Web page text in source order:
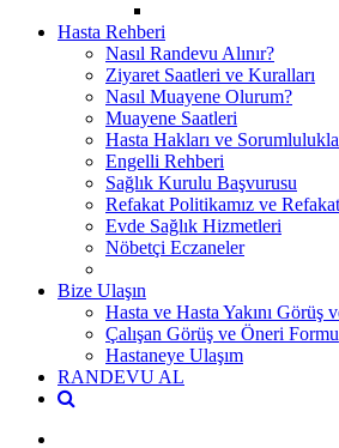
Hasta Rehberi
Nasıl Randevu Alınır?
Ziyaret Saatleri ve Kuralları
Nasıl Muayene Olurum?
Muayene Saatleri
Hasta Hakları ve
Engelli Rehberi
Sağlık Kurulu Başvurusu
Refakat Politikamız ve
Evde Sağlık Hizmetleri
Nöbetçi Eczaneler
Bize Ulaşın
Hasta ve Hasta Yakını Görüş
Çalışan Görüş ve Öneri Formu
Hastaneye Ulaşım
RANDEVU AL